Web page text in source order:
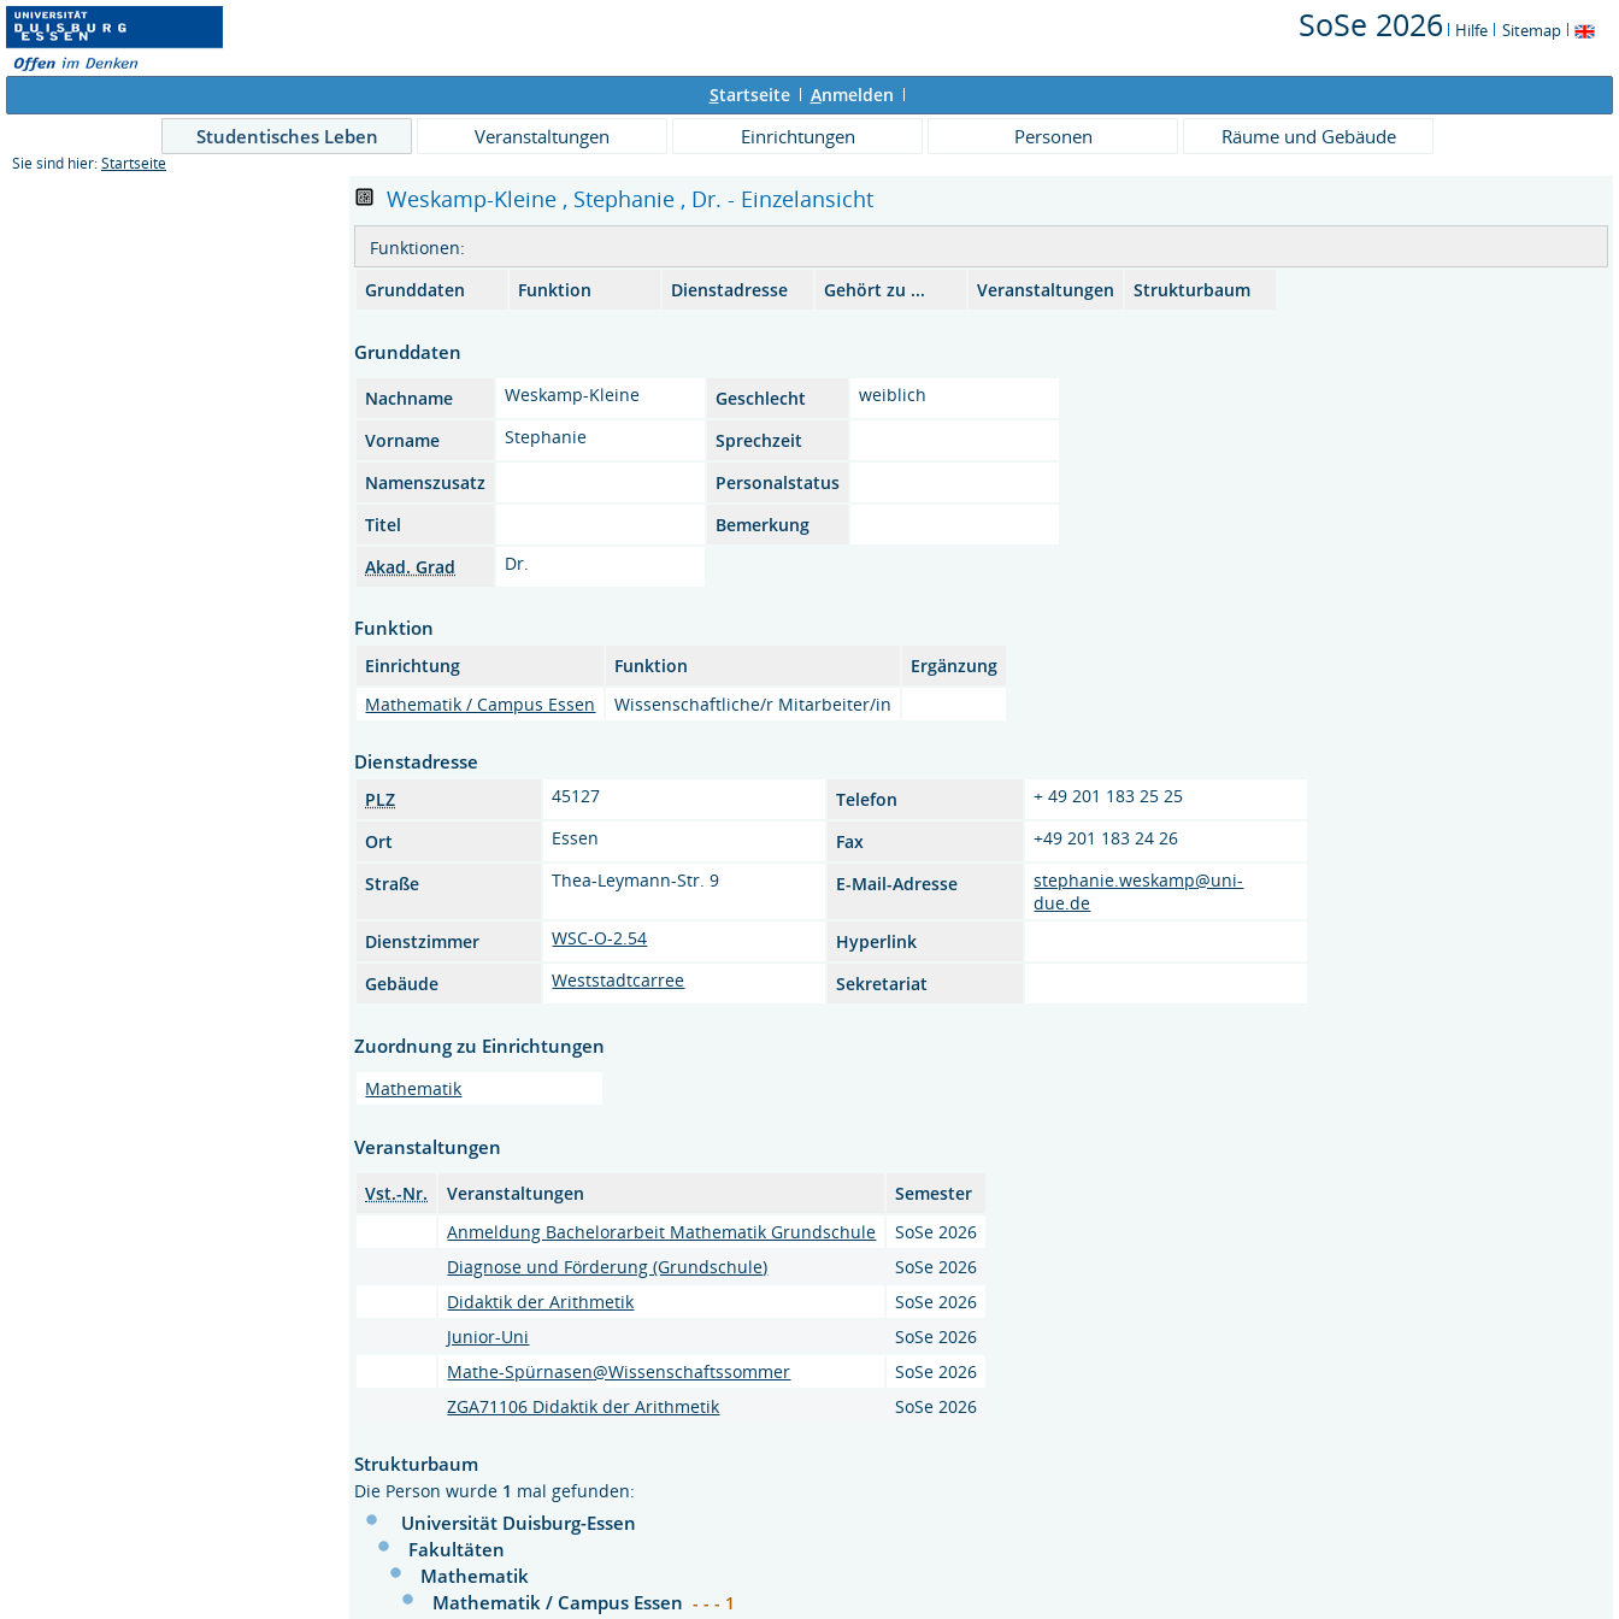
SoSe 2026 Hilfe Sitemap
Startseite Anmelden
Studentisches Leben Veranstaltungen Einrichtungen Personen Räume und Gebäude
Sie sind hier: Startseite
Weskamp-Kleine , Stephanie , Dr. - Einzelansicht
Funktionen:
Grunddaten
Funktion Dienstadresse Gehört zu ... Veranstaltungen Strukturbaum
Grunddaten
Nachname Weskamp-Kleine Geschlecht
weiblich
Vorname
Stephanie
Sprechzeit
Namenszusatz
Personalstatus
Titel
Bemerkung
Akad. Grad
Dr.
Funktion
Einrichtung Funktion
Ergänzung
Mathematik / Campus Essen
Wissenschaftliche/r Mitarbeiter/in
Dienstadresse
PLZ 45127 Telefon
+ 49 201 183 25 25
Ort
Essen Fax
+49 201 183 24 26
Straße
Thea-Leymann-Str. 9 E-Mail-Adresse
stephanie.weskamp@uni-
due.de
Dienstzimmer
WSC-O-2.54
Hyperlink
Gebäude
Weststadtcarree Sekretariat
Zuordnung zu Einrichtungen
Mathematik
Veranstaltungen
Vst.-Nr. Veranstaltungen
Semester
Anmeldung Bachelorarbeit Mathematik Grundschule
SoSe 2026
Diagnose und Förderung (Grundschule)
SoSe 2026
Didaktik der Arithmetik
SoSe 2026
Junior-Uni
SoSe 2026
Mathe-Spürnasen@Wissenschaftssommer
SoSe 2026
ZGA71106 Didaktik der Arithmetik
SoSe 2026
Strukturbaum
Die Person wurde 1 mal gefunden:
Universität Duisburg-Essen
Fakultäten
Mathematik
Mathematik / Campus Essen - - - 1